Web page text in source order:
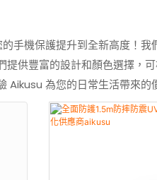
手機保護提升到全新高度！
供豐富的設計和顏色選擇，
Aikusu 為您的日常生活帶來的